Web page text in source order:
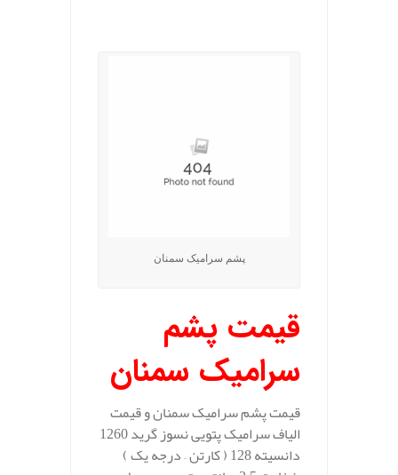
پشم سرامیک سمنان
قیمت پشم
سرامیک سمنان
قیمت پشم سرامیک سمنان و قیمت
الیاف سرامیک پتویی نسوز گرید 1260
دانسیته 128 ( کارتن – درجه یک )